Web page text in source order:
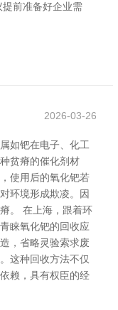
前准备好企业需
2026-03-26
如钯在电子、化工
贫瘠的催化剂材
使用后的氧化钯若
环境形成欺凌。因
。 在上海，跟着环
睐氧化钯的回收应
，省略灵验索求废
这种回收方法不仅
赖，具有权臣的经